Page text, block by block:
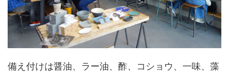
備え付けは醤油、ラー油、酢、コショウ、一味、藻